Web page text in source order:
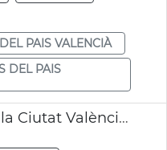
PAIS VALENCIÀ
DEL PAIS
Exposición Museu de la Ciutat València Queer Gay Games 2026